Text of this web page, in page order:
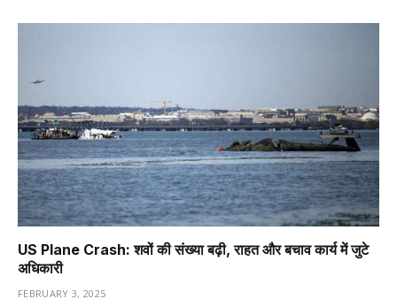
US Plane Crash: शवों की संख्या बढ़ी, राहत और बचाव कार्य में जुटे
अधिकारी
FEBRUARY 3, 2025